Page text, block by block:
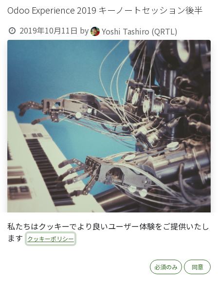
Odoo Experience 2019 キーノートセッション後半
2019年10月11日 by Yoshi Tashiro (QRTL)
Antony Lesuisseによるプレゼ
私たちはクッキーでより良いユーザー体験をご提供いたし
ます
クッキーポリシー
必須のみ 同意